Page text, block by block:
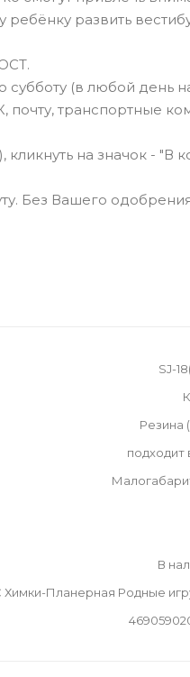
развить
субботу (в любой день
транспортные
на значок - "В
Без Вашего
SJ-
Резина
подходит
В
Химки-Планерная Родные